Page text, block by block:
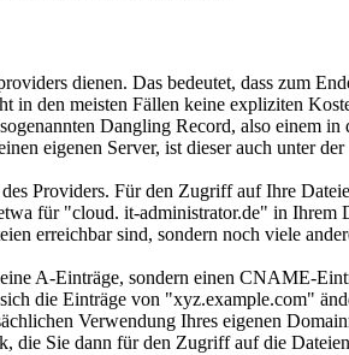
dienen. Das bedeutet, dass zum
den meisten Fällen keine expliziten
Dangling Record, also einem in
eigenen Server, ist dieser auch unter
Providers. Für den Zugriff auf Ihre
für "cloud. it-administrator.de" in Ihrem
erreichbar sind, sondern noch viele
A-Einträge, sondern einen CNAME-
die Einträge von "xyz.example.com"
Verwendung Ihres eigenen
die Sie dann für den Zugriff auf die